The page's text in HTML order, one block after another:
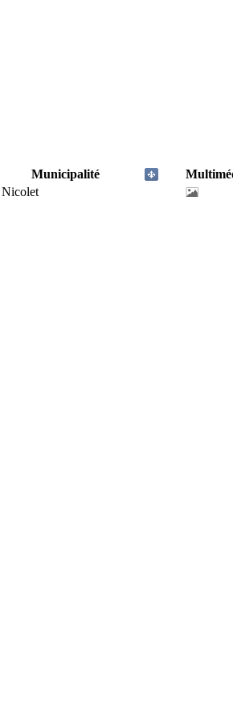
Municipalité
Nicolet